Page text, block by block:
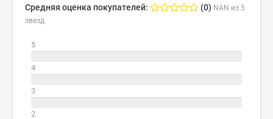
Средняя оценка покупателей: (0) NAN из 5
звезд
5
4
3
2